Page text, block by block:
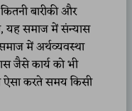
बारीकी और
यह समाज में संन्यास
में अर्थव्यवस्था
जैसे कार्य को भी
ऐसा करते समय किसी